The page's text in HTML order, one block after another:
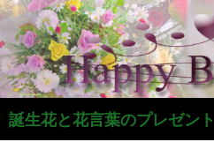
コ
ン
テ
ン
ツ
へ
ス
誕生花と花言葉のプレゼント
検
索